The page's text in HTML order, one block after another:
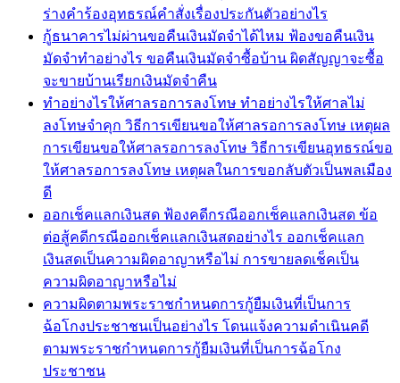
ร่างคำร้องอุทธรณ์คำสั่งเรื่องประกันตัวอย่างไร
กู้ธนาคารไม่ผ่านขอคืนเงินมัดจำได้ไหม ฟ้องขอคืนเงิน
มัดจำทำอย่างไร ขอคืนเงินมัดจำซื้อบ้าน ผิดสัญญาจะซื้อ
จะขายบ้านเรียกเงินมัดจำคืน
ทำอย่างไรให้ศาลรอการลงโทษ ทำอย่างไรให้ศาลไม่
ลงโทษจำคุก วิธีการเขียนขอให้ศาลรอการลงโทษ เหตุผล
การเขียนขอให้ศาลรอการลงโทษ วิธีการเขียนอุทธรณ์ขอ
ให้ศาลรอการลงโทษ เหตุผลในการขอกลับตัวเป็นพลเมือง
ดี
ออกเช็คแลกเงินสด ฟ้องคดีกรณีออกเช็คแลกเงินสด ข้อ
ต่อสู้คดีกรณีออกเช็คแลกเงินสดอย่างไร ออกเช็คแลก
เงินสดเป็นความผิดอาญาหรือไม่ การขายลดเช็คเป็น
ความผิดอาญาหรือไม่
ความผิดตามพระราชกำหนดการกู้ยืมเงินที่เป็นการ
ฉ้อโกงประชาชนเป็นอย่างไร โดนแจ้งความดำเนินคดี
ตามพระราชกำหนดการกู้ยืมเงินที่เป็นการฉ้อโกง
ประชาชน